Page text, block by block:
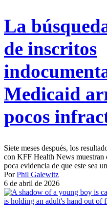
La
de inscritos
Medicaid
pocos
Siete meses después, los
con KFF Health News muestran
poca evidencia de que este sea
PorPhil Galewitz
6 de abril de 2026